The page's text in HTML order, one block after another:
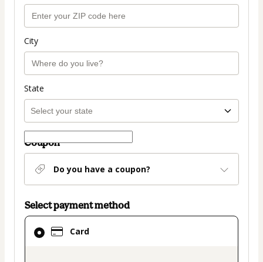
City
State
Coupon
Do you have a coupon?
Select payment method
Card
Card
selected